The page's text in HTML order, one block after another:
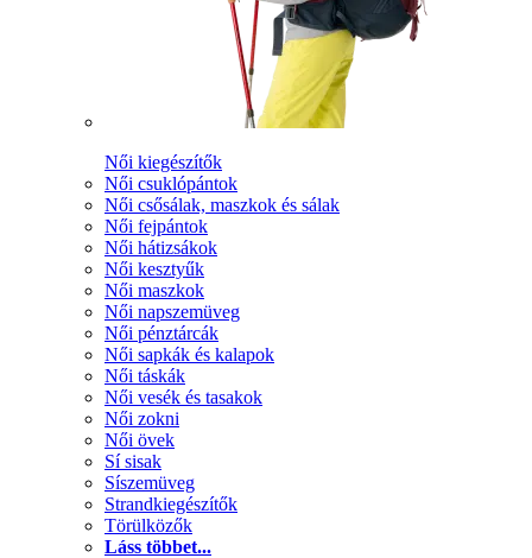
Női kiegészítők
Női csuklópántok
Női csősálak, maszkok és sálak
Női fejpántok
Női hátizsákok
Női kesztyűk
Női maszkok
Női napszemüveg
Női pénztárcák
Női sapkák és kalapok
Női táskák
Női vesék és tasakok
Női zokni
Női övek
Sí sisak
Síszemüveg
Strandkiegészítők
Törülközők
Láss többet...